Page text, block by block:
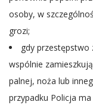
osoby, w
grozi;
gdy przestępstwo
wspólnie
palnej, noża lub
przypadku Policja